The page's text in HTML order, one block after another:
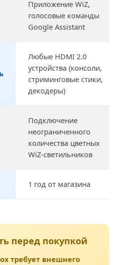
Приложение WiZ,
голосовые команды
Google Assistant
Любые HDMI 2.0
устройства (консоли,
стриминговые стики,
декодеры)
Подключение
неограниченного
количества цветных
WiZ-светильников
1 год от магазина
перед покупкой
требует внешнего